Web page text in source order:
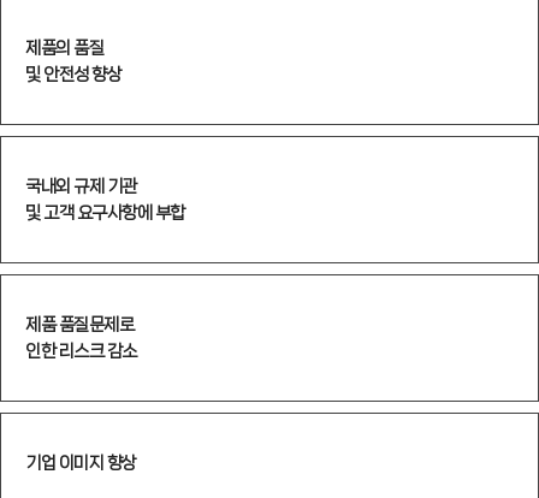
제품의 품질
및 안전성 향상
국내외 규제 기관
및 고객 요구사항에 부합
제품 품질문제로
인한 리스크 감소
기업 이미지 향상